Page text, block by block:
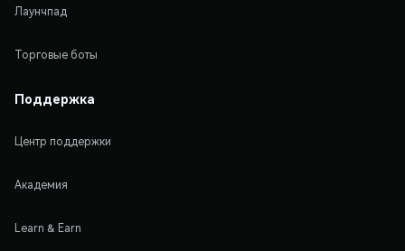
Лаунчпад
Торговые боты
Поддержка
Центр поддержки
Академия
Learn & Earn